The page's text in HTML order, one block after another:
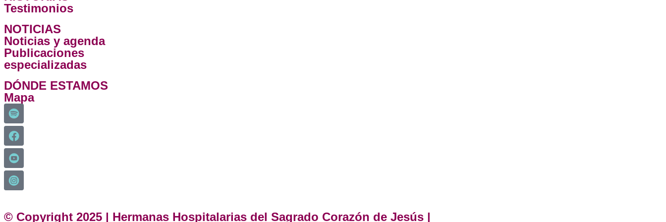
Testimonios
NOTICIAS
Noticias y agenda
Publicaciones
especializadas
DÓNDE ESTAMOS
Mapa
© Copyright 2025 | Hermanas Hospitalarias del Sagrado Corazón de Jesús |